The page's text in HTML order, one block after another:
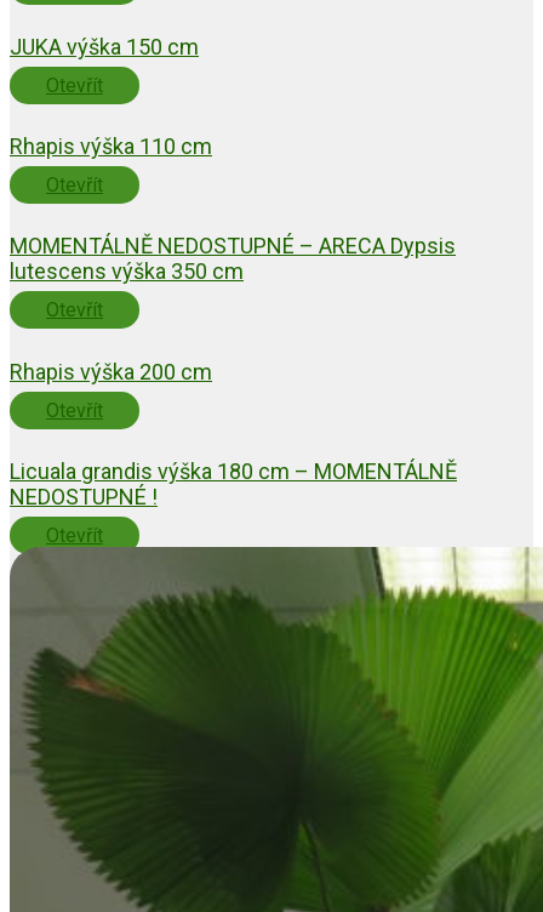
JUKA výška 150 cm
Otevřít
Rhapis výška 110 cm
Otevřít
MOMENTÁLNĚ NEDOSTUPNÉ – ARECA Dypsis
lutescens výška 350 cm
Otevřít
Rhapis výška 200 cm
Otevřít
Licuala grandis výška 180 cm – MOMENTÁLNĚ
NEDOSTUPNÉ !
Otevřít